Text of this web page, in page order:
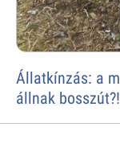
Állatkínzás: a
állnak bosszút?!